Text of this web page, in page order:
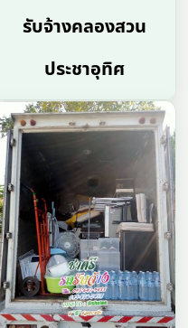
รับจ้างคลองสวน
ประชาอุทิศ